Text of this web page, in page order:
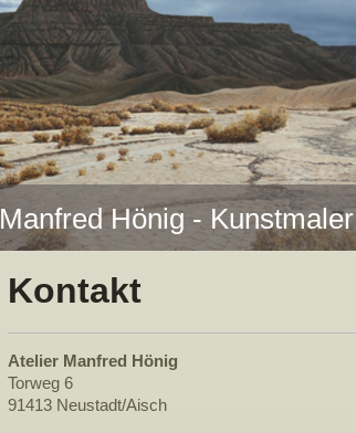
Manfred Hönig - Kunstmaler
Kontakt
Atelier Manfred Hönig
Torweg 6
91413 Neustadt/Aisch